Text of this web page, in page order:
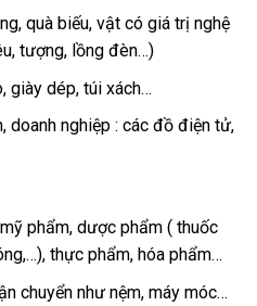
quà biếu, vật có giá trị nghệ
tượng, lồng đèn…)
giày dép, túi xách…
doanh nghiệp : các đồ điện tử,
phẩm, dược phẩm ( thuốc
thực phẩm, hóa phẩm…
chuyển như nệm, máy móc…